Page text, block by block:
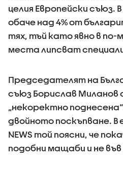
целия Европейски съюз.
обаче над 4% от
тях, тъй като явно в по-
места липсват
Председателят на
съюз Борислав Миланов
„некоректно
двойното поскъпване. В
NEWS той поясни, че
подобни мащаби и не във